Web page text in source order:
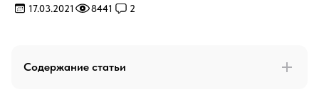
17.03.2021 8441 2
Содержание статьи